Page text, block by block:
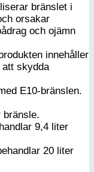
bränslet i
orsakar
och ojämn
innehåller
skydda
E10-bränslen.
bränsle.
9,4 liter
20 liter